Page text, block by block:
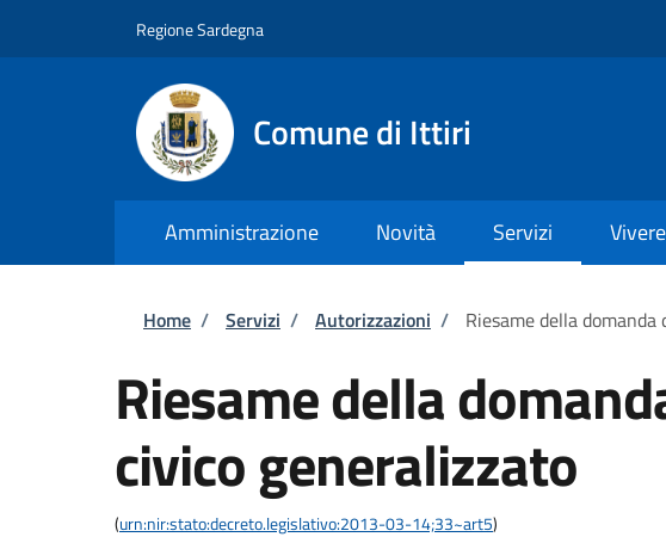
Regione Sardegna
Comune di Ittiri
Amministrazione Novità Servizi
Briciole di pane
Home / Servizi / Autorizzazioni / Riesame della
Riesame della
civico generalizzato
(urn:nir:stato:decreto.legislativo:2013-03-14;33~art5)